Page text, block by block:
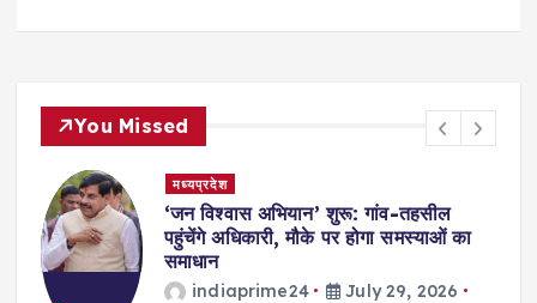
You Missed
मध्यप्रदेश
‘जन विश्वास अभियान’ शुरू: गांव-तहसील
पहुंचेंगे अधिकारी, मौके पर होगा समस्याओं का
समाधान
indiaprime24
July 29, 2026